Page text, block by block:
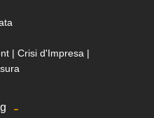
| Crisi d'Impresa |